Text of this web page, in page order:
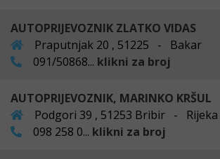
AUTOPRIJEVOZNIK ZLATKO VIDAS
Praputnjak 20 , 51225 - Bakar
091/50868... klikni za broj
AUTOPRIJEVOZNIK, MARINKO KRŠUL
Podgori 39 , 51253 Bribir - Rijeka
098 258 0... klikni za broj